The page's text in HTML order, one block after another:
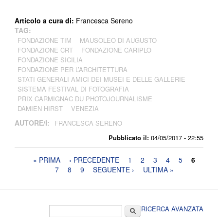
Pubblicato il: 04/05/2017 - 22:55
Articolo a cura di: Francesca Sereno
TAG:
FONDAZIONE TIM
MAUSOLEO DI AUGUSTO
FONDAZIONE CRT
FONDAZIONE CARIPLO
FONDAZIONE SICILIA
FONDAZIONE PER L’ARCHITETTURA
STATI GENERALI AMICI DEI MUSEI E DELLE GALLERIE
SISTEMA FESTIVAL DI FOTOGRAFIA
PRIX CARMIGNAC DU PHOTOJOURNALISME
DAMIEN HIRST
VENEZIA
AUTORE/I: FRANCESCA SERENO
Pagine« PRIMA ‹ PRECEDENTE 1 2 3 4 5
6
7
8 9 SEGUENTE › ULTIMA »
CercaRICERCA AVANZATA